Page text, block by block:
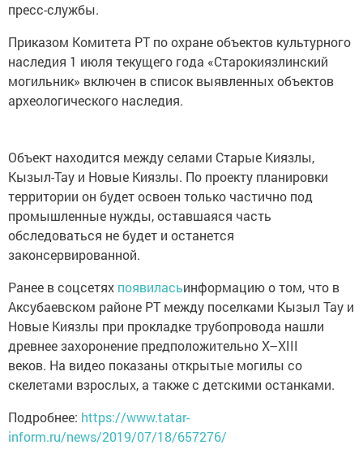
пресс-службы.
Приказом Комитета РТ по охране объектов культурного
наследия 1 июля текущего года «Старокиязлинский
могильник» включен в список выявленных объектов
археологического наследия.
Объект находится между селами Старые Киязлы,
Кызыл-Тау и Новые Киязлы. По проекту планировки
территории он будет освоен только частично под
промышленные нужды, оставшаяся часть
обследоваться не будет и останется
законсервированной.
Ранее в соцсетях появиласьинформацию о том, что в
Аксубаевском районе РТ между поселками Кызыл Тау и
Новые Киязлы при прокладке трубопровода нашли
древнее захоронение предположительно X–XIII
веков. На видео показаны открытые могилы со
скелетами взрослых, а также с детскими останками.
Подробнее: https://www.tatar-
inform.ru/news/2019/07/18/657276/